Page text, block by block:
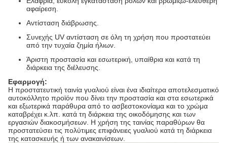
αφαίρεση.
Αντίσταση διάβρωσης.
Συνεχής UV αντίσταση σε όλη τη χρήση που προστατεύει
από την τυχαία ζημία ήλιων.
Άριστη προστασία και εσωτερική, υπαίθρια και κατά τη
διάρκεια της διέλευσης.
Εφαρμογή:
Η προστατευτική ταινία γυαλιού είναι ένα ιδιαίτερα αποτελεσματικό
αυτοκόλλητο προϊόν που δίνει την προστασία και στα εσωτερικά
και εξωτερικά παράθυρα από το ασβεστοκονίαμα και το χρώμα
καταβρέχει κ.λπ. κατά τη διάρκεια της οικοδόμησης και των
εργασιών διακοσμήσεων. Η χρήση της ταινίας παραθύρων θα
προστατεύσει τις πολύτιμες επιφάνειες γυαλιού κατά τη διάρκεια
της κατασκευής ή των ανακαινίσεων.